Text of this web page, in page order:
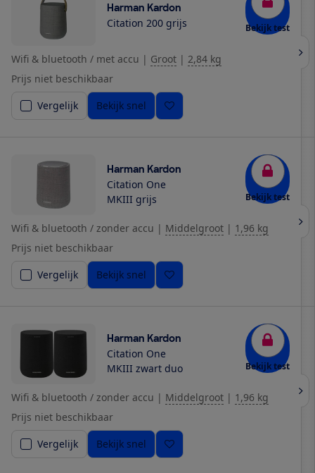
Harman Kardon
Citation 200 grijs Bekijk test
Wifi & bluetooth / met accu | Groot | 2,84 kg
Prijs niet beschikbaar
Vergelijk
Bekijk snel
Harman Kardon
Citation One
MKIII grijs
Bekijk test
Wifi & bluetooth / zonder accu | Middelgroot | 1,96 kg
Prijs niet beschikbaar
Vergelijk
Bekijk snel
Harman Kardon
Citation One
MKIII zwart duo
Bekijk test
Wifi & bluetooth / zonder accu | Middelgroot | 1,96 kg
Prijs niet beschikbaar
Vergelijk
Bekijk snel